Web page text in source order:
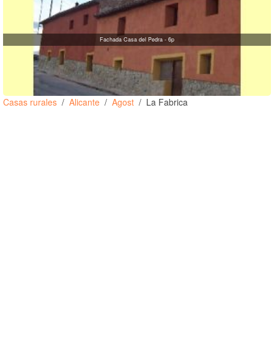
Fachada Casa del Pedra - 6p
Casas rurales Alicante Agost La Fabrica